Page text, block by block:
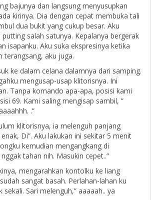
bajunya dan langsung menyusupkan
kirinya. Dia dengan cepat membuka tali
dua bukit yang cukup besar. Aku
salah satunya. Kepalanya bergerak
isapanku. Aku suka ekspresinya ketika
terangsang, aku juga.
ke dalam celana dalamnya dari samping.
mengusap-usap klitorisnya. Ini
Tanpa komando apa-apa, posisi kami
69. Kami saling mengisap sambil, ”
.”
klitorisnya, ia melenguh panjang
Di”. Aku lakukan ini sekitar 5 menit
kemudian mengangkang di
tahan nih. Masukin cepet..”
mengarahkan kontolku ke liang
sangat basah. Perlahan-lahan ku
Sari melenguh,” aaaaah.. ya